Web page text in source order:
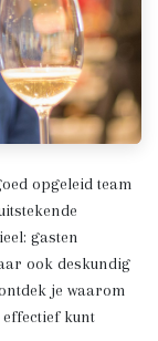
opgeleid team
gasten
ook deskundig
je waarom
kunt